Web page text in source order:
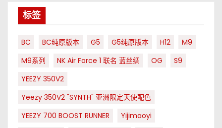
标签
BC BC纯原版本 G5 G5纯原版本 H12
M9
M9系列
NK Air Force 1 联名 蓝丝绸 OG
S9
YEEZY 350V2
Yeezy 350V2 "SYNTH" 亚洲限定天使配色
YEEZY 700 BOOST RUNNER
Yijimaoyi